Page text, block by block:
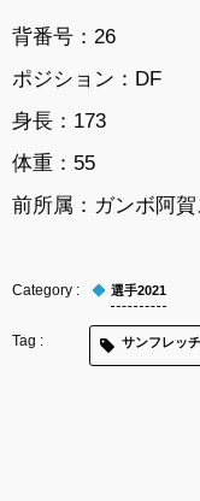
背番号：26
ポジション：DF
身長：173
体重：55
前所属：ガンボ阿
選手2021
サンフレッ